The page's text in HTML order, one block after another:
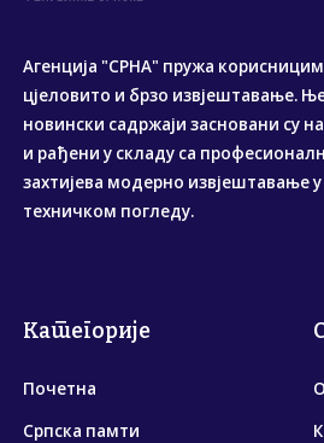
Агенција "СРНА" пружа
цјеловито и брзо извјештавање.
новински садржаји засновани су
и рађени у складу са
захтијева модерно извјештавање
техничком погледу.
Категорије
Почетна
Српска памти